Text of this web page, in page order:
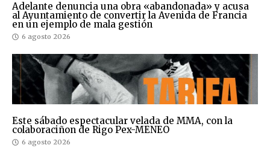
Adelante denuncia una obra «abandonada» y acusa
al Ayuntamiento de convertir la Avenida de Francia
en un ejemplo de mala gestión
6 agosto 2026
Este sábado espectacular velada de MMA, con la
colaboraciñon de Rigo Pex-MENEO
6 agosto 2026